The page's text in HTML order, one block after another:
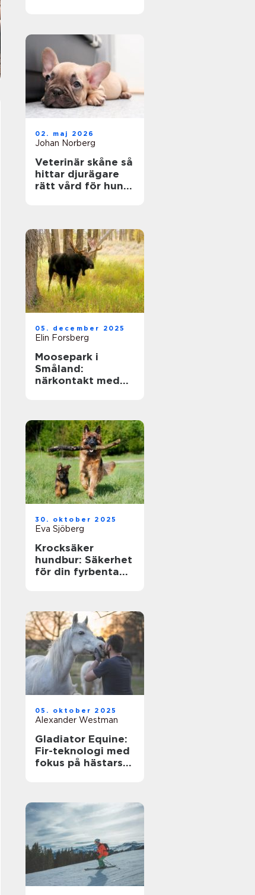
02. maj 2026
Johan Norberg
Veterinär skåne så
hittar djurägare
rätt vård för hund
05. december 2025
Elin Forsberg
Moosepark i
Småland:
närkontakt med
30. oktober 2025
Eva Sjöberg
Krocksäker
hundbur: Säkerhet
för din fyrbenta
05. oktober 2025
Alexander Westman
Gladiator Equine:
Fir-teknologi med
fokus på hästars